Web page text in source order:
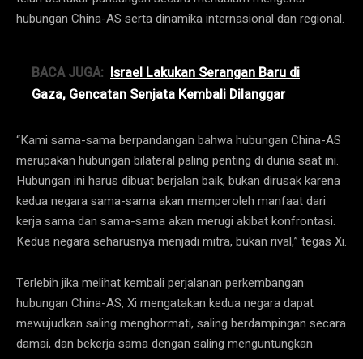
hubungan China-AS serta dinamika internasional dan regional.
BACA JUGA: Israel Lakukan Serangan Baru di
Gaza, Gencatan Senjata Kembali Dilanggar
“Kami sama-sama berpandangan bahwa hubungan China-AS
merupakan hubungan bilateral paling penting di dunia saat ini.
Hubungan ini harus dibuat berjalan baik, bukan dirusak karena
kedua negara sama-sama akan memperoleh manfaat dari
kerja sama dan sama-sama akan merugi akibat konfrontasi.
Kedua negara seharusnya menjadi mitra, bukan rival,” tegas Xi.
Terlebih jika melihat kembali perjalanan perkembangan
hubungan China-AS, Xi mengatakan kedua negara dapat
mewujudkan saling menghormati, saling berdampingan secara
damai, dan bekerja sama dengan saling menguntungkan